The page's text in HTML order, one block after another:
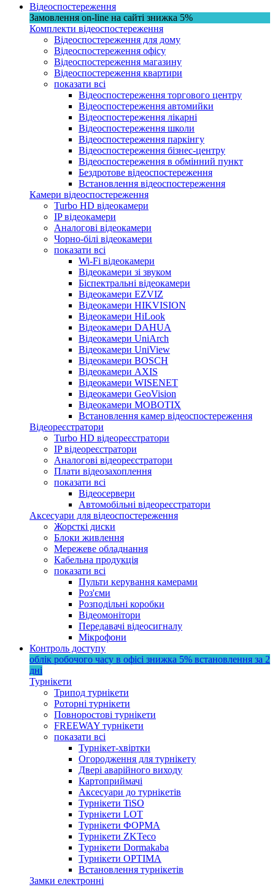
Відеоспостереження
Замовлення on-line на сайті знижка 5%
Комплекти відеоспостереження
Відеоспостереження для дому
Відеоспостереження офісу
Відеоспостереження магазину
Відеоспостереження квартири
показати всі
Відеоспостереження торгового центру
Відеоспостереження автомийки
Відеоспостереження лікарні
Відеоспостереження школи
Відеоспостереження паркінгу
Відеоспостереження бізнес-центру
Відеоспостереження в обмінний пункт
Бездротове відеоспостереження
Встановлення відеоспостереження
Камери відеоспостереження
Turbo HD відеокамери
IP відеокамери
Аналогові відеокамери
Чорно-білі відеокамери
показати всі
Wi-Fi відеокамери
Відеокамери зі звуком
Біспектральні відеокамери
Відеокамери EZVIZ
Відеокамери HIKVISION
Відеокамери HiLook
Відеокамери DAHUA
Відеокамери UniArch
Відеокамери UniView
Відеокамери BOSCH
Відеокамери AXIS
Відеокамери WISENET
Відеокамери GeoVision
Відеокамери MOBOTIX
Встановлення камер відеоспостереження
Відеореєстратори
Turbo HD відеореєстратори
IP відеореєстратори
Аналогові відеореєстратори
Плати відеозахоплення
показати всі
Відеосервери
Автомобільні відеореєстратори
Аксесуари для відеоспостереження
Жорсткі диски
Блоки живлення
Мережеве обладнання
Кабельна продукція
показати всі
Пульти керування камерами
Роз'єми
Розподільні коробки
Відеомонітори
Передавачі відеосигналу
Мікрофони
Контроль доступу
облік робочого часу в офісі знижка 5% встановлення за 2
дні
Турнікети
Трипод турнікети
Роторні турнікети
Повноростові турнікети
FREEWAY турнікети
показати всі
Турнікет-хвіртки
Огородження для турнікету
Двері аварійного виходу
Картоприймачі
Аксесуари до турнікетів
Турнікети TiSO
Турнікети LOT
Турнікети ФОРМА
Турнікети ZKTeco
Турнікети Dormakaba
Турнікети OPTIMA
Встановлення турнікетів
Замки електронні